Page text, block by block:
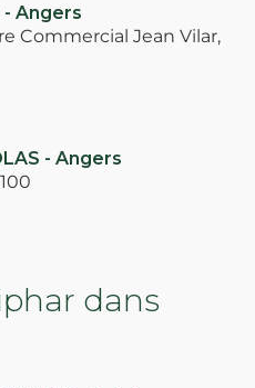
- Angers
Commercial Jean Vilar,
- Angers
dans